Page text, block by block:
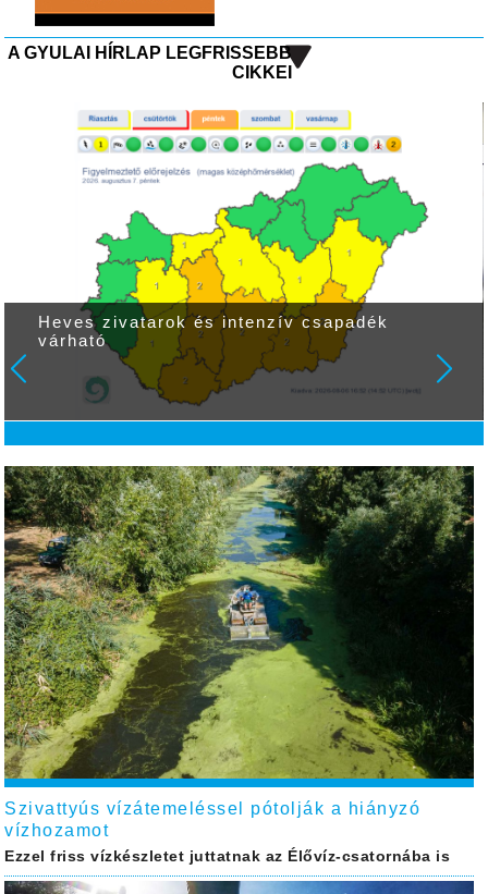
A GYULAI HÍRLAP LEGFRISSEBB
CIKKEI
Heves zivatarok és intenzív csapadék
várható
Szivattyús vízátemeléssel pótolják a hiányzó
vízhozamot
Ezzel friss vízkészletet juttatnak az Élővíz-csatornába is